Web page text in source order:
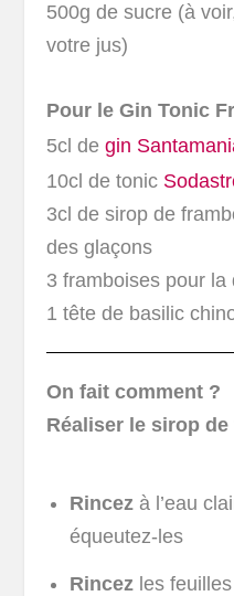
500g de sucre (à
votre jus)
Pour le Gin Tonic
5cl degin
10cl de tonic
3cl de sirop de
des glaçons
3 framboises pour la
1 tête de basilic
On fait comment ?
Réaliser le sirop
Rincezà l’eau
équeutez-les
Rincezles feuilles